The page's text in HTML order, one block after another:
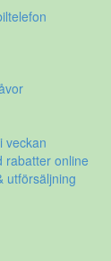
veckan
rabatter online
utförsäljning